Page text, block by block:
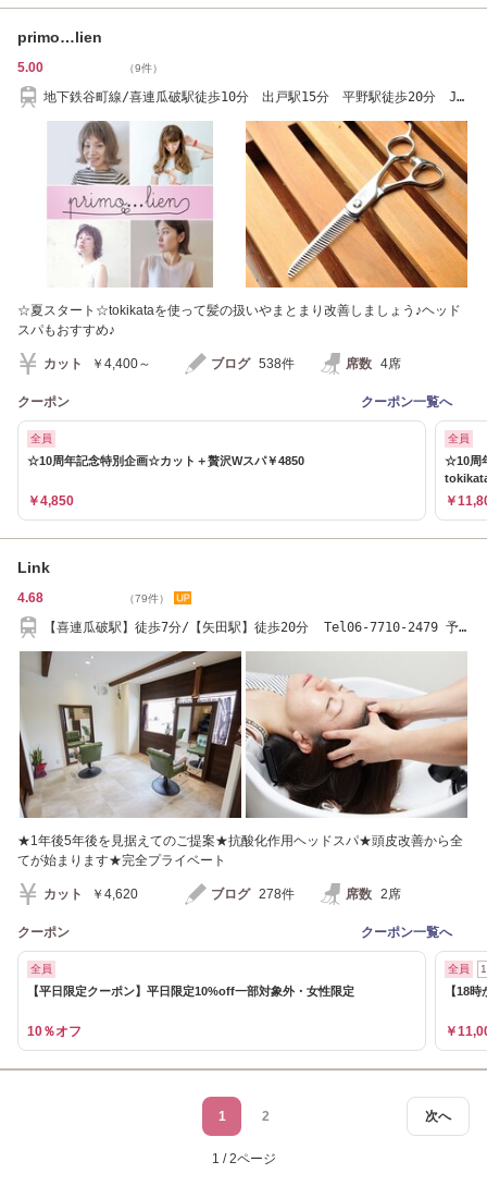
primo…lien
5.00 （9件）
地下鉄谷町線/喜連瓜破駅徒歩10分 出戸駅15分 平野駅徒歩20分 JR
☆夏スタート☆tokikataを使って髪の扱いやまとまり改善しましょう♪ヘッド
スパもおすすめ♪
カット ￥4,400～ ブログ 538件 席数 4席
クーポン クーポン一覧へ
全員
☆10周年記念特別企画☆カット＋贅沢Wスパ￥4850
￥4,850
全員
☆10周
￥
Link
4.68 （79件）
【喜連瓜破駅】徒歩7分/【矢田駅】徒歩20分 Tel06-7710-2479 予
★1年後5年後を見据えてのご提案★抗酸化作用ヘッドスパ★頭皮改善から全
てが始まります★完全プライベート
カット ￥4,620 ブログ 278件 席数 2席
クーポン クーポン一覧へ
全員
【平日限定クーポン】平日限定10%off一部対象外・女性限定
10％オフ
全員
【18
￥
次へ
1 2
1 / 2ページ